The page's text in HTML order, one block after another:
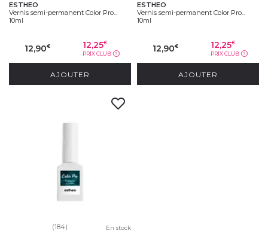
ESTHEO
Vernis semi-permanent Color Pro...
10ml
12,90€ 12,25€
PRIX CLUB ?
AJOUTER
ESTHEO
Vernis semi-permanent Color Pro...
10ml
12,90€ 12,25€
PRIX CLUB ?
AJOUTER
(184) En stock